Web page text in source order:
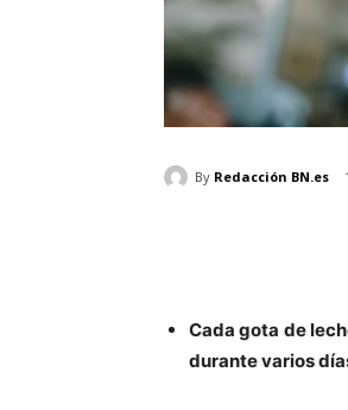
By Redacción BN.es
Cada gota de
durante varios